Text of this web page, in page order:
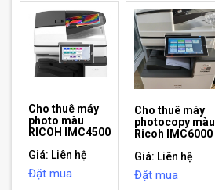
Cho thuê máy
photo màu
RICOH IMC4500
Giá: Liên hệ
Đặt mua
Cho thuê máy
photocopy màu
Ricoh IMC6000
Giá: Liên hệ
Đặt mua